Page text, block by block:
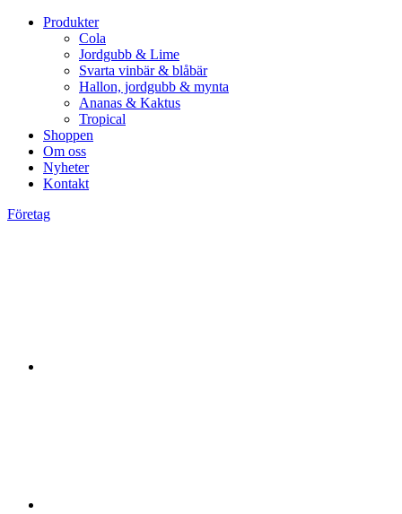
Produkter
Cola
Jordgubb & Lime
Svarta vinbär & blåbär
Hallon, jordgubb & mynta
Ananas & Kaktus
Tropical
Shoppen
Om oss
Nyheter
Kontakt
Företag